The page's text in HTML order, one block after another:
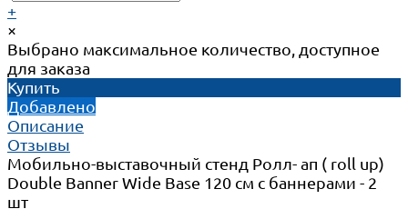
+
×
Выбрано максимальное количество, доступное
для заказа
Купить
Добавлено
Описание
Отзывы
Мобильно-выставочный стенд Ролл- ап ( roll up)
Double Banner Wide Base 120 см с баннерами - 2
шт